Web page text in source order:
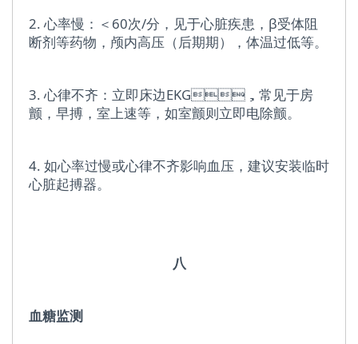
2. 心率慢：＜60次/分，见于心脏疾患，β受体阻
断剂等药物，颅内高压（后期期），体温过低等。
3. 心律不齐：立即床边EKG，常见于房
颤，早搏，室上速等，如室颤则立即电除颤。
4. 如心率过慢或心律不齐影响血压，建议安装临时
心脏起搏器。
八
血糖监测